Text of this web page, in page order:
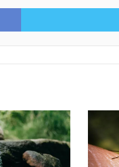
Facebook